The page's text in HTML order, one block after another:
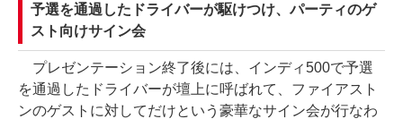
予選を通過したドライバーが駆けつけ、パーティのゲ
スト向けサイン会
プレゼンテーション終了後には、インディ500で予選
を通過したドライバーが壇上に呼ばれて、ファイアスト
ンのゲストに対してだけという豪華なサイン会が行なわ